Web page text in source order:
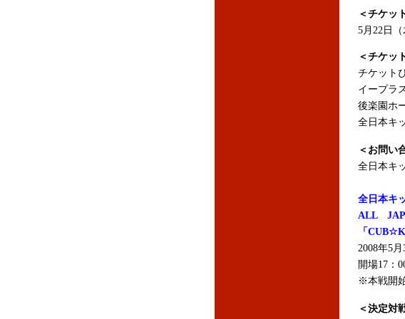
＜チケッ
5月22日（
＜チケッ
チケット
イープラ
後楽園ホ
全日本キ
＜お問い
全日本キ
全日本キ
ALL
「
2008年5
開場17：
※本戦開
＜決定対